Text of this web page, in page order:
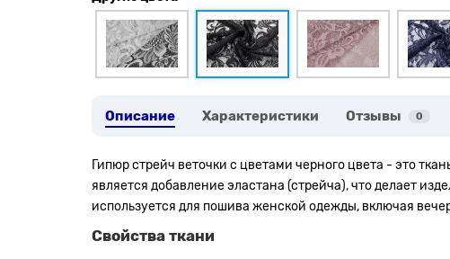
Описание Характеристики Отзывы 0
Гипюр стрейч веточки с цветами черного цвета - это
является добавление эластана (стрейча), что делает
используется для пошива женской одежды, включая
Свойства ткани